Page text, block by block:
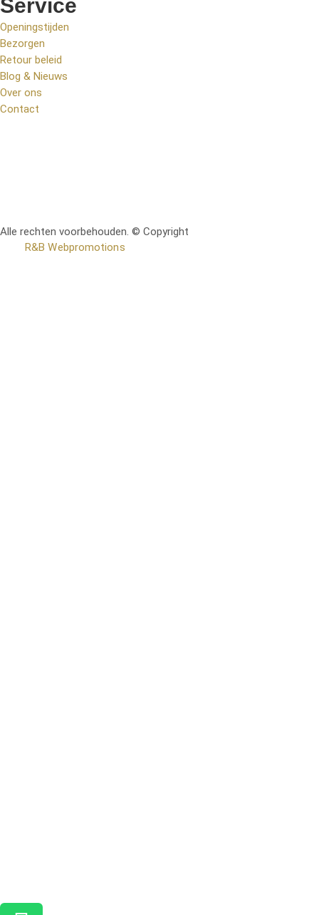
Service
Openingstijden
Bezorgen
Retour beleid
Blog & Nieuws
Over ons
Contact
Alle rechten voorbehouden. © Copyright
R&B Webpromotions